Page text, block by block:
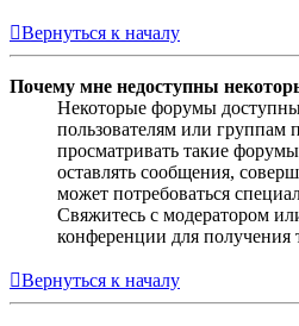
Вернуться к началу
Почему мне недоступны
Некоторые форумы
пользователям или группам
просматривать такие
оставлять сообщения,
может потребоваться
Свяжитесь с модератором
конференции для получения
Вернуться к началу